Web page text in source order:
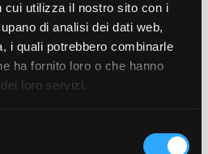
cui utilizza il nostro sito con i
di analisi dei dati web,
i quali potrebbero combinarle
ha fornito loro o che hanno
loro servizi.
un problema